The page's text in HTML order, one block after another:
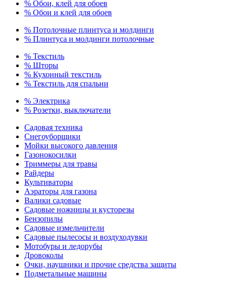
% Обои, клей для обоев
% Обои и клей для обоев
% Потолочные плинтуса и молдинги
% Плинтуса и молдинги потолочные
% Текстиль
% Шторы
% Кухонный текстиль
% Текстиль для спальни
% Электрика
% Розетки, выключатели
Садовая техника
Снегоуборщики
Мойки высокого давления
Газонокосилки
Триммеры для травы
Райдеры
Культиваторы
Аэраторы для газона
Валики садовые
Садовые ножницы и кусторезы
Бензопилы
Садовые измельчители
Садовые пылесосы и воздуходувки
Мотобуры и ледорубы
Дровоколы
Очки, наушники и прочие средства защиты
Подметальные машины